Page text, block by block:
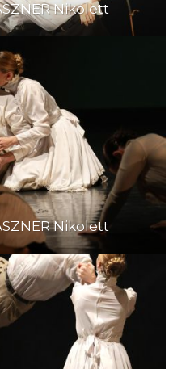
Nikolett
Nikolett